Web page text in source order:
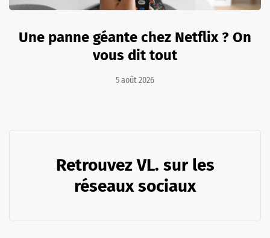
Une panne géante chez Netflix ? On
vous dit tout
5 août 2026
Retrouvez VL. sur les
réseaux sociaux